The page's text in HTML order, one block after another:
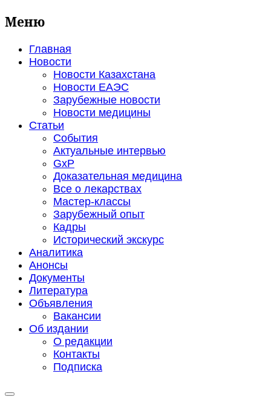
Меню
Главная
Новости
Новости Казахстана
Новости ЕАЭС
Зарубежные новости
Новости медицины
Статьи
События
Актуальные интервью
GxP
Доказательная медицина
Все о лекарствах
Мастер-классы
Зарубежный опыт
Кадры
Исторический экскурс
Аналитика
Анонсы
Документы
Литература
Объявления
Вакансии
Об издании
О редакции
Контакты
Подписка